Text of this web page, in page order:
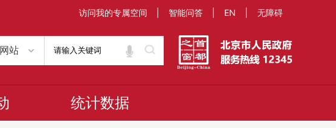
访问我的专属空间 智能问答 EN 无障碍
统计数据